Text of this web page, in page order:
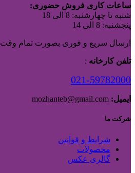
ساعات کاری فروش حضوری:
شنبه تا چهارشنبه: 8 الی 18
پنجشنبه: 8 الی 14
ارسال سریع و فوری بصورت تمام وقت
تلفن کارخانه :
021-59782000
ایمیل:
شرکت ما
شرایط و قوانین
محصولات
گالری عکس